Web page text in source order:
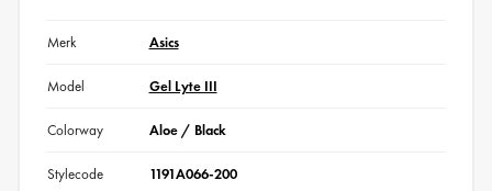
Merk Asics
Model Gel Lyte III
Colorway Aloe / Black
Stylecode 1191A066-200